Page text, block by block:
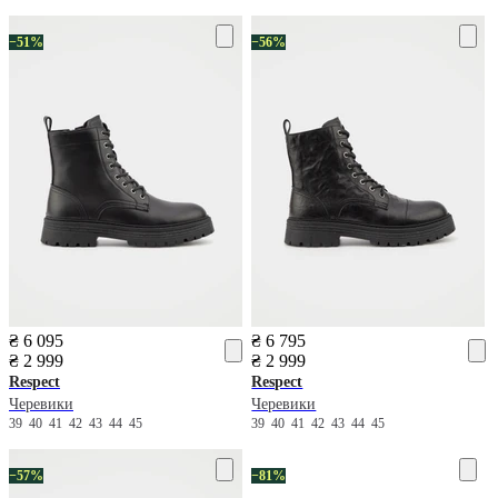
−51%
₴ 6 095
₴ 2 999
Respect
Черевики
39 40 41 42 43 44 45
−56%
₴ 6 795
₴ 2 999
Respect
Черевики
39404142434445
−57% −81%